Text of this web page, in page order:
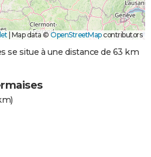
Map data ©OpenStreetMapcontributors
se situe à une distance de 63 km